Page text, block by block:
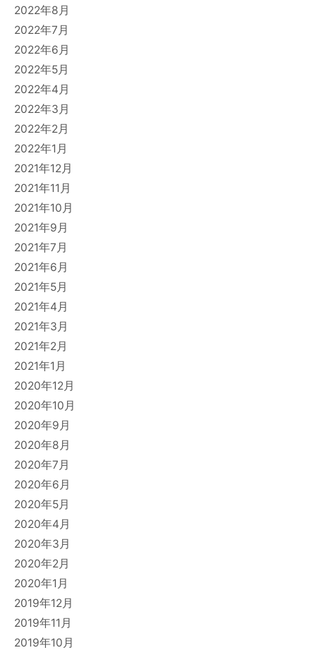
2022年8月
2022年7月
2022年6月
2022年5月
2022年4月
2022年3月
2022年2月
2022年1月
2021年12月
2021年11月
2021年10月
2021年9月
2021年7月
2021年6月
2021年5月
2021年4月
2021年3月
2021年2月
2021年1月
2020年12月
2020年10月
2020年9月
2020年8月
2020年7月
2020年6月
2020年5月
2020年4月
2020年3月
2020年2月
2020年1月
2019年12月
2019年11月
2019年10月